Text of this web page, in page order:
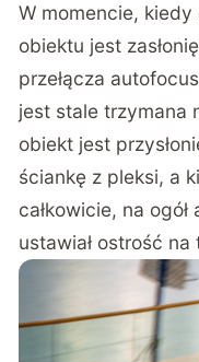
W momencie,
obiektu jest
przełącza
jest stale trzymana
obiekt jest
ściankę z pleksi, a
całkowicie, na
ustawiał ostrość